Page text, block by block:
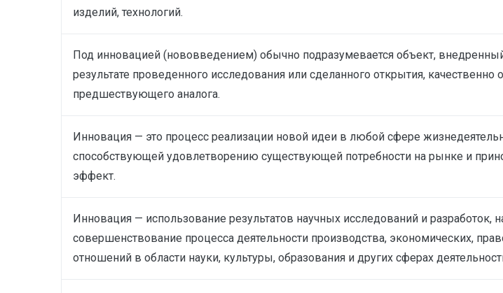
изделий, технологий.
Под инновацией (нововведением) обычно подразумевается объект,
результате проведенного исследования или сделанного открытия, качественно
предшествующего аналога.
Инновация — это процесс реализации новой идеи в любой сфере
способствующей удовлетворению существующей потребности на рынке и
эффект.
Инновация — использование результатов научных исследований и разработок,
совершенствование процесса деятельности производства, экономических,
отношений в области науки, культуры, образования и других сферах